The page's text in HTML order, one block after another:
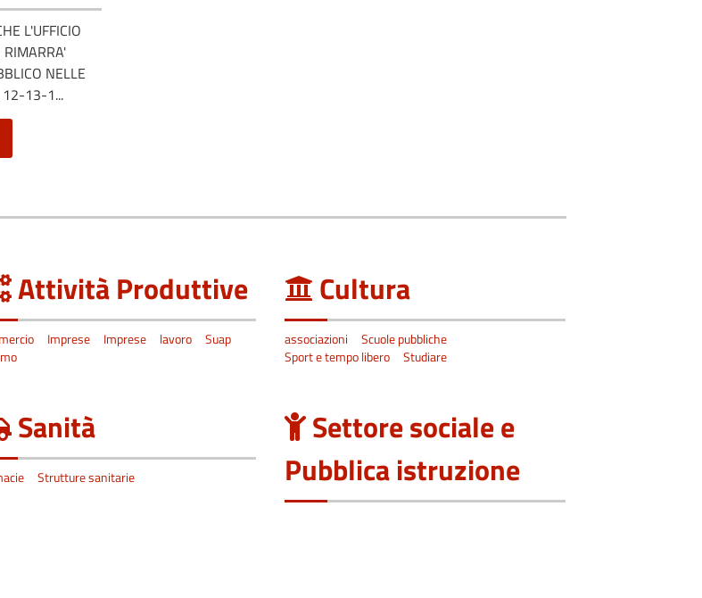
L'UFFICIO
RIMARRA'
NELLE
12-13-1...
Attività Produttive
Imprese Imprese lavoro
Suap
Cultura
associazioni
Scuole pubbliche
Sport e tempo libero
Studiare
Sanità
Strutture sanitarie
Settore sociale e
Pubblica istruzione